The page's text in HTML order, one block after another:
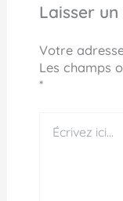
Laisser
Votre
Les champs
*
ici…